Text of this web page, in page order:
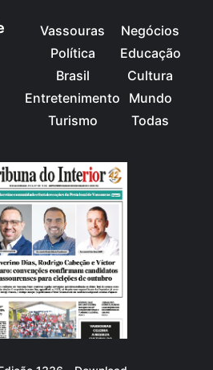
Vassouras
Política
Brasil
Entretenimento
Turismo
Negócios
Educação
Cultura
Mundo
Todas